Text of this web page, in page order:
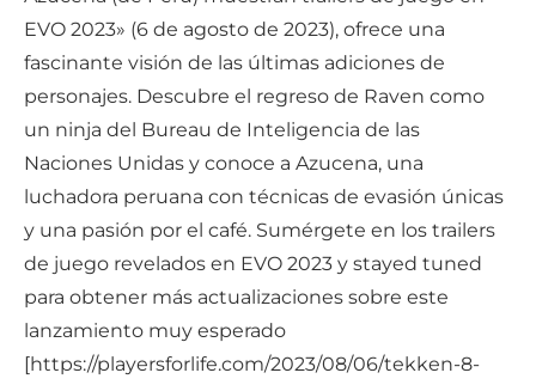
EVO 2023» (6 de agosto de 2023), ofrece una
fascinante visión de las últimas adiciones de
personajes. Descubre el regreso de Raven como
un ninja del Bureau de Inteligencia de las
Naciones Unidas y conoce a Azucena, una
luchadora peruana con técnicas de evasión únicas
y una pasión por el café. Sumérgete en los trailers
de juego revelados en EVO 2023 y stayed tuned
para obtener más actualizaciones sobre este
lanzamiento muy esperado
[https://playersforlife.com/2023/08/06/tekken-8-